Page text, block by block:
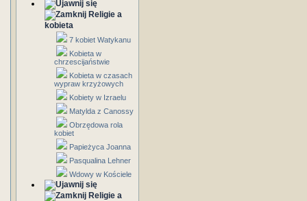
Religie a
kobieta
7 kobiet Watykanu
Kobieta w
chrzescijaństwie
Kobieta w czasach
wypraw krzyżowych
Kobiety w Izraelu
Matylda z Canossy
Obrzędowa rola
kobiet
Papieżyca Joanna
Pasqualina Lehner
Wdowy w Kościele
Religie a